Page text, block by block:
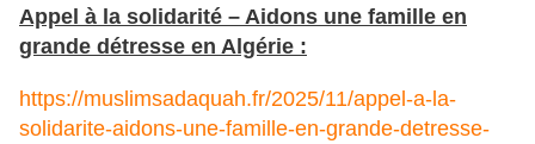
Appel à la solidarité – Aidons une famille en
grande détresse en Algérie :
https://muslimsadaquah.fr/2025/11/appel-a-la-
solidarite-aidons-une-famille-en-grande-detresse-